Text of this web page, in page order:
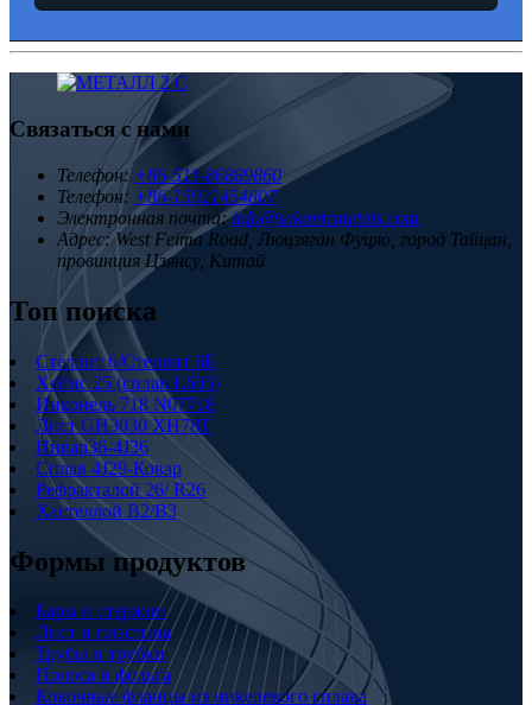
Связаться с нами
Телефон: +86-511-86889860
Телефон: +86-15921454807
Электронная почта: info@sekonicmetals.com
Адрес: West Feima Road, Люцзяган Фуцяо, город Тайцан,
провинция Цзянсу, Китай
Топ поиска
Стеллит 6/Стеллит 6Б
Хейнс 25 (сплав L605)
Инконель 718 N07718
Лист GH3030 XH78T
Инвар36-4J36
Сплав 4J29-Ковар
Рефракталой 26/ R26
Хастеллой B2/B3
Формы продуктов
Бары и стержни
Лист и пластина
Трубы и трубки
Полоса и фольга
Ковочные фланцы из никелевого сплава